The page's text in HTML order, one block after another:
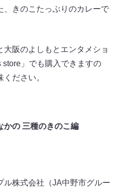
、きのこたっぷりのカレーで
阪のよしもとエンタメショ
store」でも購入できますの
ださい。
かの 三種のきのこ編
ル株式会社（JA中野市グルー